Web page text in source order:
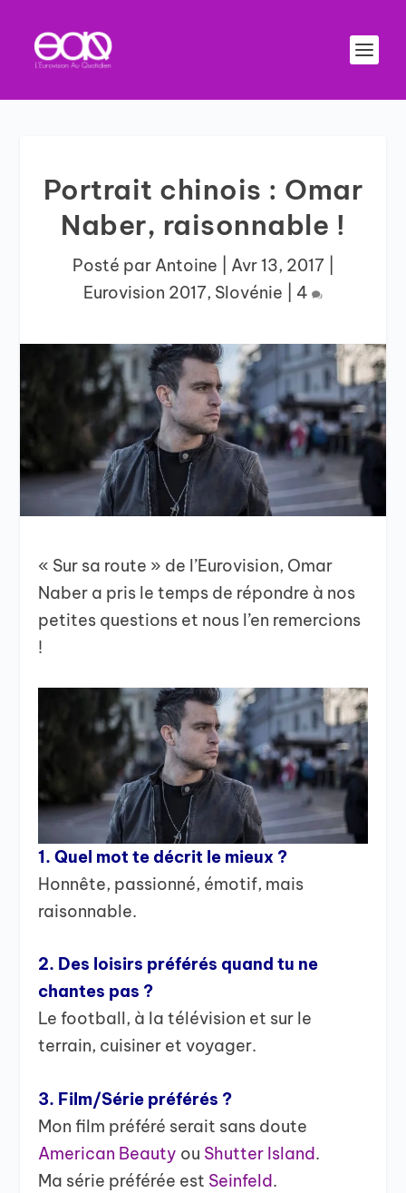
Portrait chinois : Omar
Naber, raisonnable !
Posté par Antoine Avr 13, 2017|
Eurovision 2017, Slovénie 4
« Sur sa route » de l’Eurovision, Omar
Naber a pris le temps de répondre à nos
petites questions et nous l’en remercions
!
1. Quel mot te décrit le mieux ?
Honnête, passionné, émotif, mais
raisonnable.
2. Des loisirs préférés quand tu ne
chantes pas ?
Le football, à la télévision et sur le
terrain, cuisiner et voyager.
3. Film/Série préférés ?
Mon film préféré serait sans doute
American Beauty ou Shutter Island.
Ma série préférée est Seinfeld.